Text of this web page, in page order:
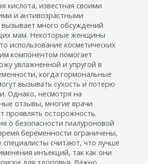
кислота, известная своими
и антивозрастными
вызывает много обсуждений
мам. Некоторые женщины
использование косметических
компонентом помогает
увлажненной и упругой в
когда гормональные
вызывать сухость и потерю
Однако, несмотря на
отзывы, многие врачи
проявлять осторожность.
о безопасности гиалуроновой
беременности ограничены,
специалисты считают, что лучше
инъекций, так как они